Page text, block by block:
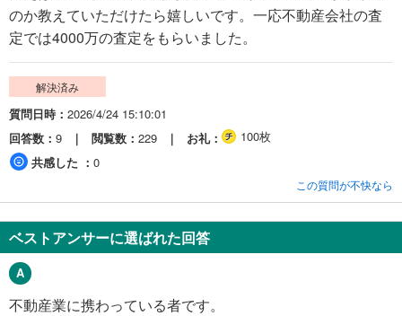
のか教えていただけたら嬉しいです。一応不動産会社の査
定では4000万の査定をもらいました。
解決済み
質問日時
2026/4/24 15:10:01
回答数
9 閲覧数 229 お礼
100枚
共感した
0
この質問が不快なら
ベストアンサーに選ばれた回答
不動産業に携わっている者です。